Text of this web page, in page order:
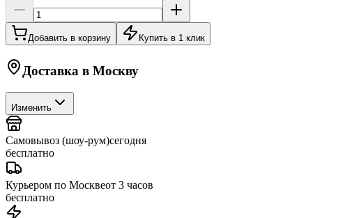
Добавить в корзину Купить в 1 клик
Доставка в Москву
Изменить
Самовывоз (шоу-рум)сегодня
бесплатно
Курьером по Москвеот 3 часов
бесплатно